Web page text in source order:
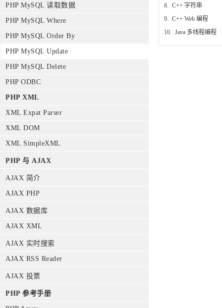
PHP MySQL 读取数据
PHP MySQL Where
PHP MySQL Order By
PHP MySQL Update
PHP MySQL Delete
PHP ODBC
PHP XML
XML Expat Parser
XML DOM
XML SimpleXML
PHP 与 AJAX
AJAX 简介
AJAX PHP
AJAX 数据库
AJAX XML
AJAX 实时搜索
AJAX RSS Reader
AJAX 投票
PHP 参考手册
8. C++ 字符串
9. C++ Web 编程
10. Java 多线程编程